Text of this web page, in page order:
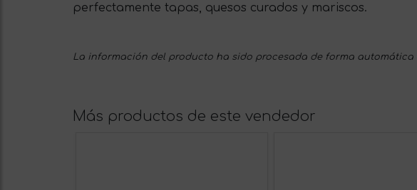
perfectamente tapas, quesos curados y mariscos.
La información del producto ha sido procesada de forma
Más productos de este vendedor